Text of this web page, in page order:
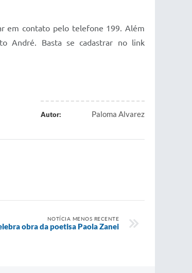
em contato pelo telefone 199. Além
André. Basta se cadastrar no link
Autor: Paloma Alvarez
NOTÍCIA MENOS RECENTE
obra da poetisa Paola Zanei